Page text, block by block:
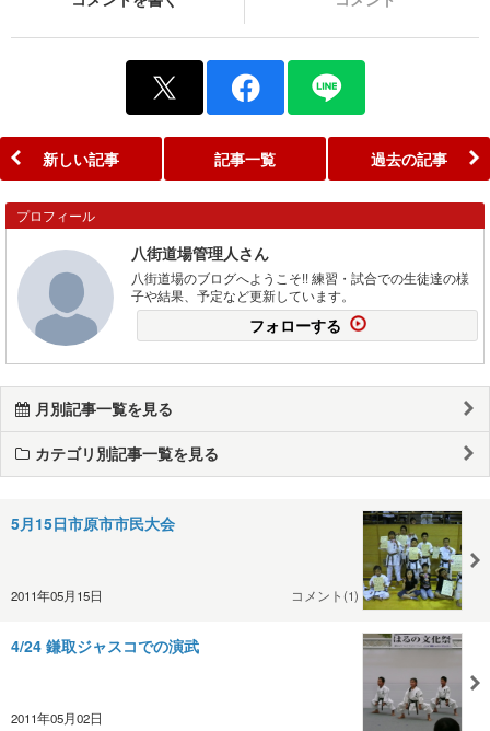
新しい記事 記事一覧 過去の記事
プロフィール
八街道場管理人さん
八街道場のブログへようこそ!! 練習・試合での生徒達の様
子や結果、予定など更新しています。
フォローする
月別記事一覧を見る
カテゴリ別記事一覧を見る
5月15日市原市市民大会
2011年05月15日 コメント(1)
4/24 鎌取ジャスコでの演武
2011年05月02日